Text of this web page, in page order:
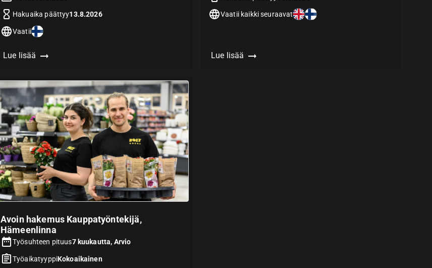
Hakuaika päättyy13.8.2026
Vaatii
Lue lisää
Vaatii kaikki seuraavat
Lue lisää
Avoin hakemus Kauppatyöntekijä,
Hämeenlinna
Työsuhteen pituus7 kuukautta, Arvio
TyöaikatyyppiKokoaikainen